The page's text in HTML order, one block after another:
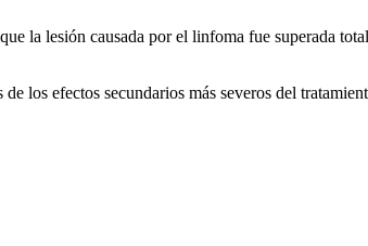
la lesión causada por el linfoma fue superada
los efectos secundarios más severos del